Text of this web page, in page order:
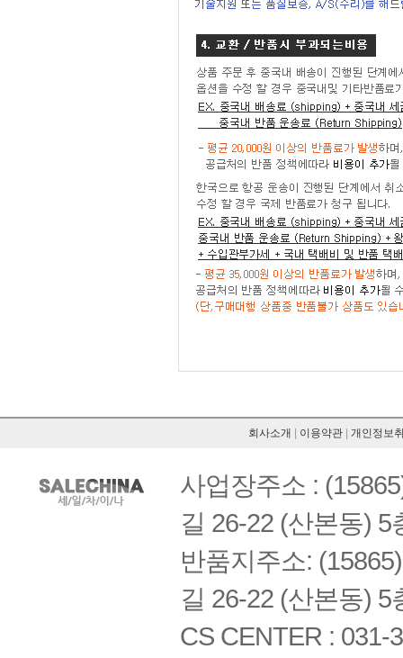
회사소개 이용약관 개인정보
사업장주소 :
길 26-22 (산본동) 5
반품지주소:
길 26-22 (산본동) 5
CS CENTER : 031-